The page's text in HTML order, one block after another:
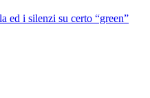
ed i silenzi su certo “green”